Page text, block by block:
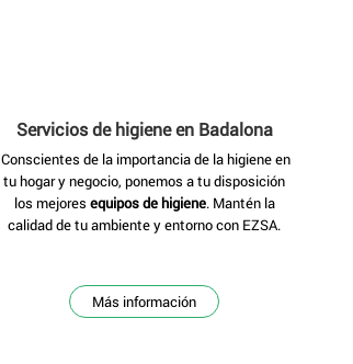
Servicios de higieneen Badalona
Conscientes de la importancia de la higiene en
tu hogar y negocio, ponemos a tu disposición
los mejores equipos de higiene. Mantén la
calidad de tu ambiente y entorno con EZSA.
Más información